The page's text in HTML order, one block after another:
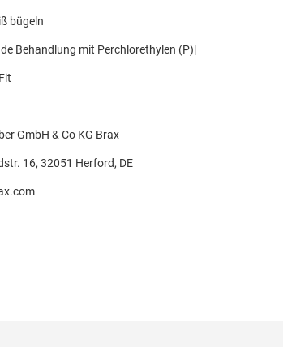
bügeln
Behandlung mit Perchlorethylen (P)|
GmbH & Co KG Brax
16, 32051 Herford, DE